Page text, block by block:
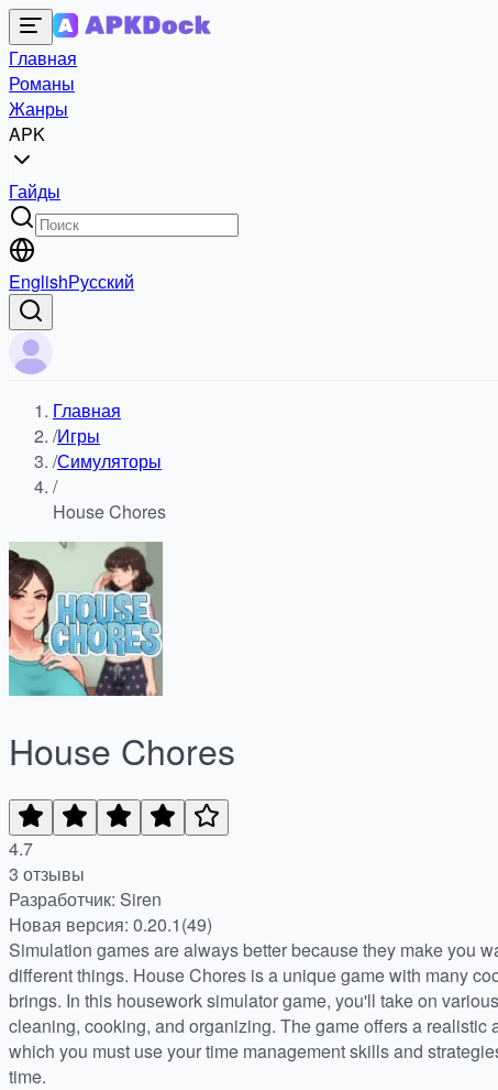
Главная
Романы
Жанры
APK
Гайды
EnglishРусский
Главная
/Игры
/Симуляторы
/
House Chores
House Chores
4.7
3 отзывы
Разработчик: Siren
Новая версия: 0.20.1(49)
Simulation games are always better because they make you
different things. House Chores is a unique game with many
brings. In this housework simulator game, you'll take on
cleaning, cooking, and organizing. The game offers a realistic
which you must use your time management skills and
time.